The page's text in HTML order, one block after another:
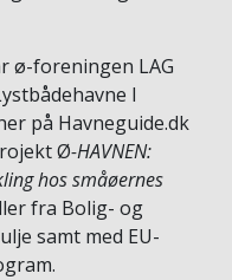
ø-foreningen LAG
I
på Havneguide.dk
Ø-HAVNEN:
hos småøernes
fra Bolig- og
samt med EU-